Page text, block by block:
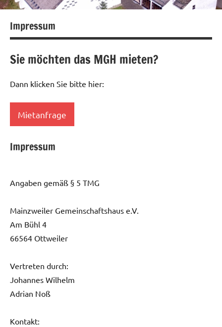
Impressum
Sie möchten das MGH mieten?
Dann klicken Sie bitte hier:
Mietanfrage
Impressum
Angaben gemäß § 5 TMG
Mainzweiler Gemeinschaftshaus e.V.
Am Bühl 4
66564 Ottweiler
Vertreten durch:
Johannes Wilhelm
Adrian Noß
Kontakt: